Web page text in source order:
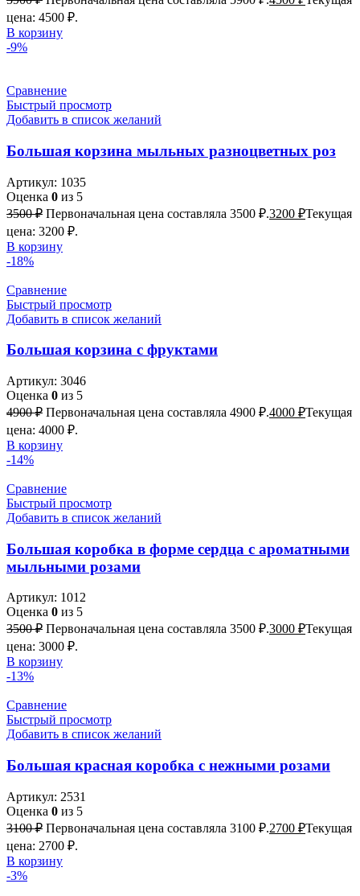
цена: 4500 ₽.
В корзину
-9%
Сравнение
Быстрый просмотр
Добавить в список желаний
Большая корзина мыльных разноцветных роз
Артикул: 1035
Оценка 0 из 5
3500₽ Первоначальная цена составляла 3500 ₽.3200 ₽Текущая
цена: 3200 ₽.
В корзину
-18%
Сравнение
Быстрый просмотр
Добавить в список желаний
Большая корзина с фруктами
Артикул: 3046
Оценка 0 из 5
4900₽ Первоначальная цена составляла 4900 ₽.4000 ₽Текущая
цена: 4000 ₽.
В корзину
-14%
Сравнение
Быстрый просмотр
Добавить в список желаний
Большая коробка в форме сердца с ароматными
мыльными розами
Артикул: 1012
Оценка 0 из 5
3500₽ Первоначальная цена составляла 3500 ₽.3000 ₽Текущая
цена: 3000 ₽.
В корзину
-13%
Сравнение
Быстрый просмотр
Добавить в список желаний
Большая красная коробка с нежными розами
Артикул: 2531
Оценка 0 из 5
3100₽ Первоначальная цена составляла 3100 ₽.2700 ₽Текущая
цена: 2700 ₽.
В корзину
-3%